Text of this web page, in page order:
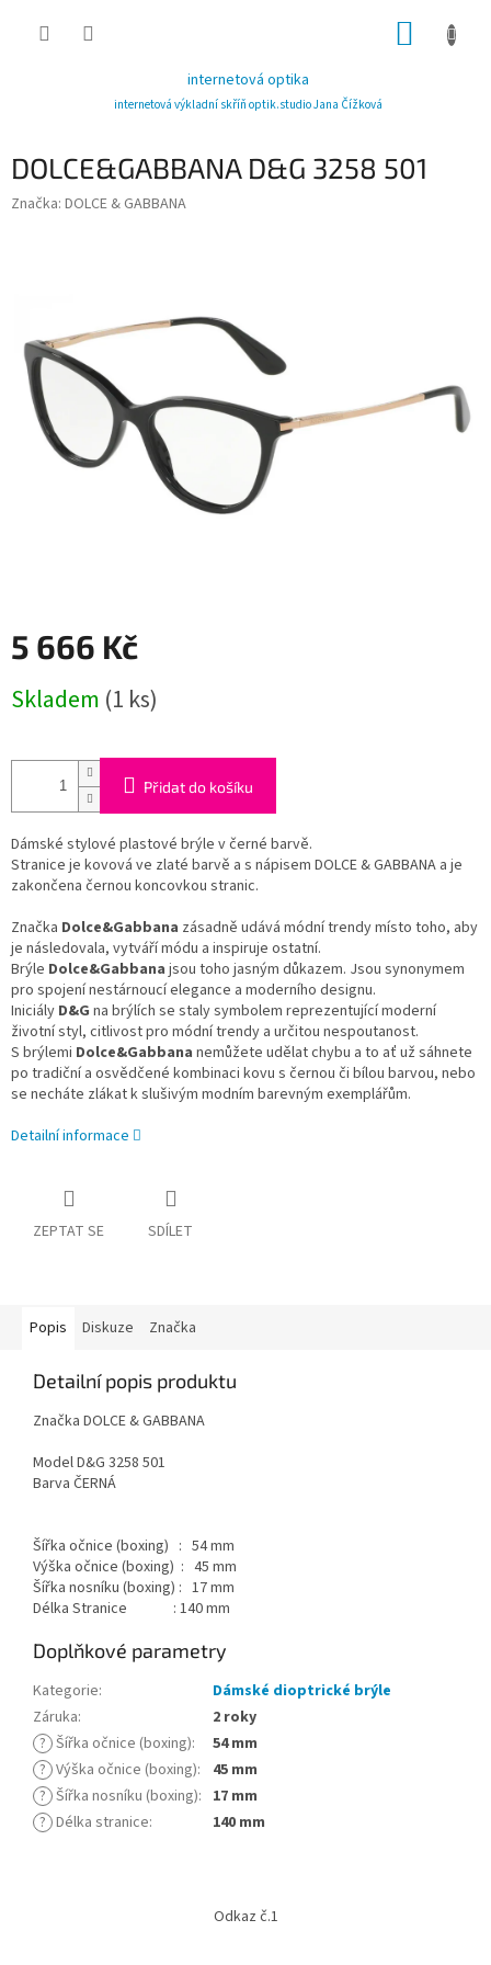
internetová optika
internetová výkladní skříň optik.studio Jana Čížková
DOLCE&GABBANA D&G 3258 501
Značka: DOLCE & GABBANA
5 666 Kč
cena:
Skladem (1 ks)
Přidat do košíku
Dámské stylové plastové brýle v černé barvě.
Stranice je kovová ve zlaté barvě a s nápisem DOLCE & GABBANA a je
zakončena černou koncovkou stranic.
Značka Dolce&Gabbana zásadně udává módní trendy místo toho, aby
je následovala, vytváří módu a inspiruje ostatní.
Brýle Dolce&Gabbana jsou toho jasným důkazem. Jsou synonymem
pro spojení nestárnoucí elegance a moderního designu.
Iniciály D&G na brýlích se staly symbolem reprezentující moderní
životní styl, citlivost pro módní trendy a určitou nespoutanost.
S brýlemi Dolce&Gabbana nemůžete udělat chybu a to ať už sáhnete
po tradiční a osvědčené kombinaci kovu s černou či bílou barvou, nebo
se necháte zlákat k slušivým modním barevným exemplářům.
Detailní informace
ZEPTAT SE SDÍLET
Popis Diskuze Značka
Detailní popis produktu
Značka DOLCE & GABBANA
Model D&G 3258 501
Barva ČERNÁ
Šířka očnice (boxing) : 54 mm
Výška očnice (boxing) : 45 mm
Šířka nosníku (boxing) : 17 mm
Délka Stranice : 140 mm
Doplňkové parametry
Kategorie:
Dámské dioptrické brýle
Záruka:
2 roky
? Šířka očnice (boxing):
54 mm
? Výška očnice (boxing):
45 mm
? Šířka nosníku (boxing): 17 mm
? Délka stranice: 140 mm
Odkaz č.1